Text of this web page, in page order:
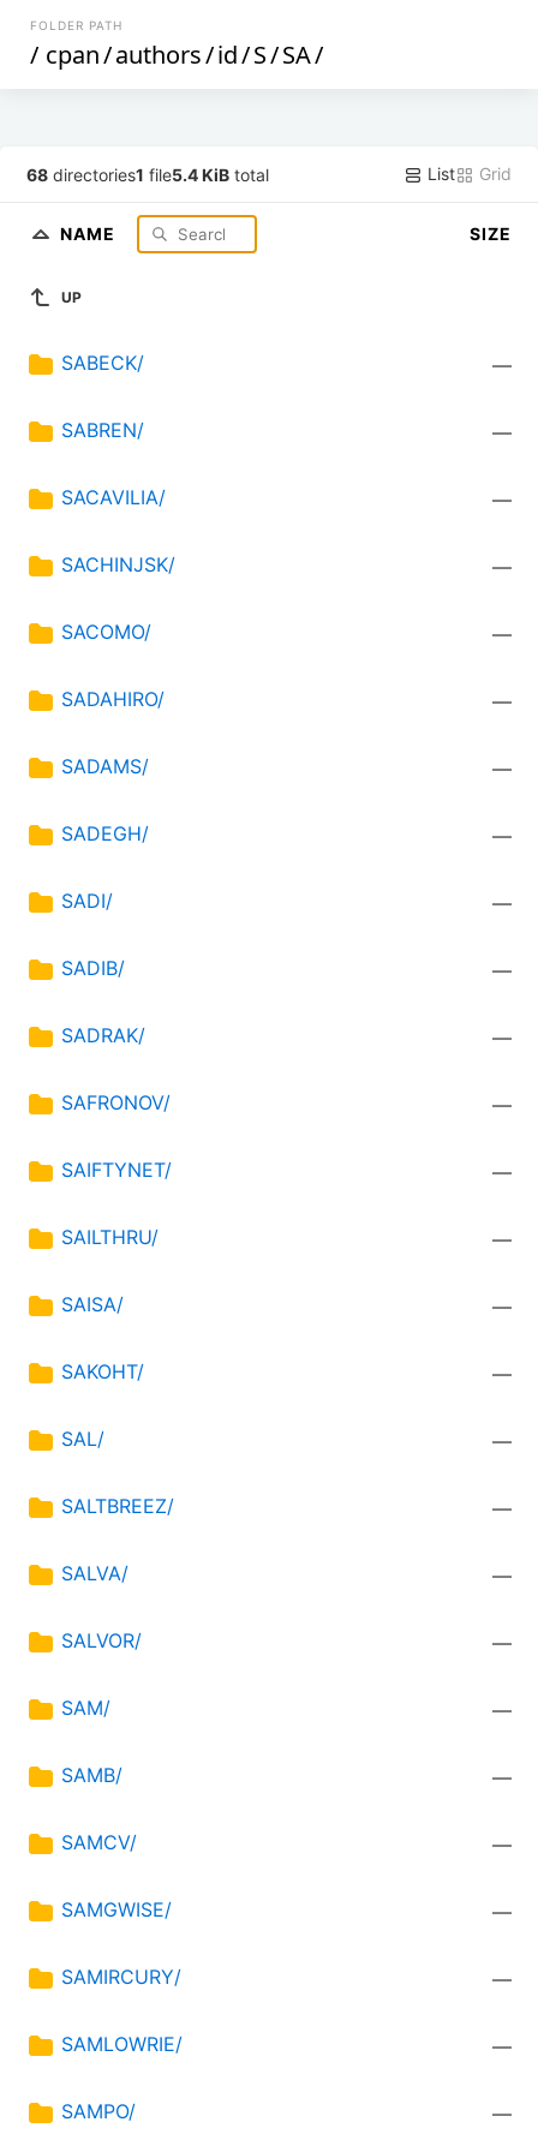
FOLDER PATH
/ cpan/authors/id/S/SA/
68 directories1 file5.4 KiB total List Grid
NAME SIZE
UP
SABECK/ —
SABREN/ —
SACAVILIA/ —
SACHINJSK/ —
SACOMO/ —
SADAHIRO/ —
SADAMS/ —
SADEGH/ —
SADI/ —
SADIB/ —
SADRAK/ —
SAFRONOV/ —
SAIFTYNET/ —
SAILTHRU/ —
SAISA/ —
SAKOHT/ —
SAL/ —
SALTBREEZ/ —
SALVA/ —
SALVOR/ —
SAM/ —
SAMB/ —
SAMCV/ —
SAMGWISE/ —
SAMIRCURY/ —
SAMLOWRIE/ —
SAMPO/ —